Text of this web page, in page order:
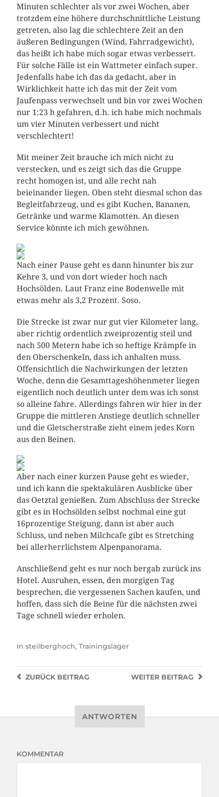
Minuten schlechter als vor zwei Wochen, aber
trotzdem eine höhere durchschnittliche Leistung
getreten, also lag die schlechtere Zeit an den
äußeren Bedingungen (Wind, Fahrradgewicht),
das heißt ich habe mich sogar etwas verbessert.
Für solche Fälle ist ein Wattmeter einfach super.
Jedenfalls habe ich das da gedacht, aber in
Wirklichkeit hatte ich das mit der Zeit vom
Jaufenpass verwechselt und bin vor zwei Wochen
nur 1:23 h gefahren, d.h. ich habe mich nochmals
um vier Minuten verbessert und nicht
verschlechtert!
Mit meiner Zeit brauche ich mich nicht zu
verstecken, und es zeigt sich das die Gruppe
recht homogen ist, und alle recht nah
beieinander liegen. Oben steht diesmal schon das
Begleitfahrzeug, und es gibt Kuchen, Bananen,
Getränke und warme Klamotten. An diesen
Service könnte ich mich gewöhnen.
Nach einer Pause geht es dann hinunter bis zur
Kehre 3, und von dort wieder hoch nach
Hochsölden. Laut Franz eine Bodenwelle mit
etwas mehr als 3,2 Prozent. Soso.
Die Strecke ist zwar nur gut vier Kilometer lang,
aber richtig ordentlich zweiprozentig steil und
nach 500 Metern habe ich so heftige Krämpfe in
den Oberschenkeln, dass ich anhalten muss.
Offensichtlich die Nachwirkungen der letzten
Woche, denn die Gesamttageshöhenmeter liegen
eigentlich noch deutlich unter dem was ich sonst
so alleine fahre. Allerdings fahren wir hier in der
Gruppe die mittleren Anstiege deutlich schneller
und die Gletscherstraße zieht einem jedes Korn
aus den Beinen.
Aber nach einer kurzen Pause geht es wieder,
und ich kann die spektakulären Ausblicke über
das Oetztal genießen. Zum Abschluss der Strecke
gibt es in Hochsölden selbst nochmal eine gut
16prozentige Steigung, dann ist aber auch
Schluss, und neben Milchcafe gibt es Stretching
bei allerherrlichstem Alpenpanorama.
Anschließend geht es nur noch bergab zurück ins
Hotel. Ausruhen, essen, den morgigen Tag
besprechen, die vergessenen Sachen kaufen, und
hoffen, dass sich die Beine für die nächsten zwei
Tage schnell wieder erholen.
In steilberghoch, Trainingslager
WEITER BEITRAG
ZURÜCKBEITRAG
ANTWORTEN
KOMMENTAR